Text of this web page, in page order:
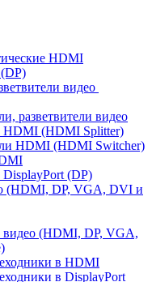
HDMI
видео
разветвители видео
HDMI (HDMI Splitter)
HDMI (HDMI Switcher)
DisplayPort (DP)
(HDMI, DP, VGA, DVI и
видео (HDMI, DP, VGA,
в HDMI
в DisplayPort